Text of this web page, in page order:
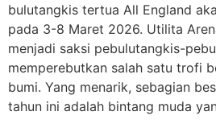
bulutangkis tertua All England
pada 3-8 Maret 2026. Utilita
menjadi saksi pebulutangkis-
memperebutkan salah satu trofi
bumi. Yang menarik, sebagian
tahun ini adalah bintang muda